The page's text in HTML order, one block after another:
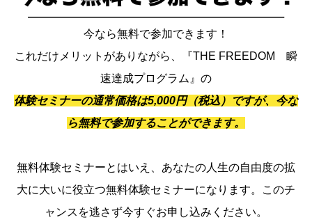
今なら無料で参加できます！
これだけメリットがありながら、『THE FREEDOM 瞬
速達成プログラム』の
体験セミナーの通常価格は5,000円（税込）ですが、今な
ら無料で参加することができます。
無料体験セミナーとはいえ、あなたの人生の自由度の拡
大に大いに役立つ無料体験セミナーになります。このチ
ャンスを逃さず今すぐお申し込みください。